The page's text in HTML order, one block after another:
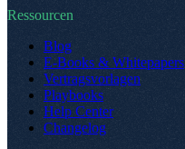
Ressourcen
Blog
E-Books & Whitepapers
Vertragsvorlagen
Playbooks
Help Center
Changelog